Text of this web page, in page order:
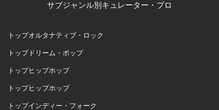
サブジャンル別キュレーター・プロ
トップオルタナティブ・ロック
トップドリーム・ポップ
トップヒップホップ
トップヒップホップ
トップインディー・フォーク